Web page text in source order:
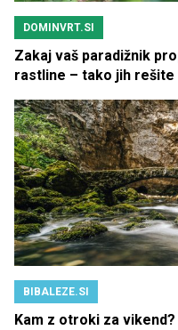
DOMINVRT.SI
Zakaj vaš paradižnik
rastline – tako jih rešite
BIBALEZE.SI
Kam z otroki za